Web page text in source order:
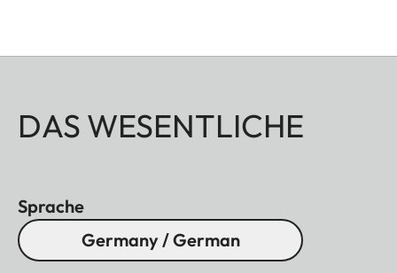
DAS WESENTLICHE
Sprache
Germany / German